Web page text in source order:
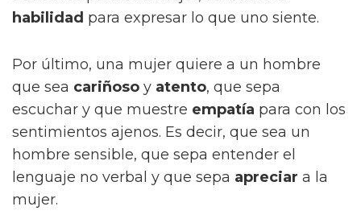
habilidad para expresar lo que uno siente.
Por último, una mujer quiere a un hombre
que sea cariñoso y atento, que sepa
escuchar y que muestre empatía para con los
sentimientos ajenos. Es decir, que sea un
hombre sensible, que sepa entender el
lenguaje no verbal y que sepa apreciar a la
mujer.